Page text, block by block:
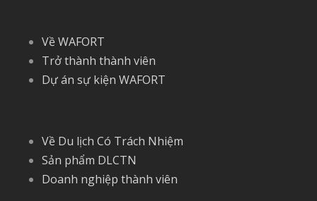
Về WAFORT
Trở thành thành viên
Dự án sự kiện WAFORT
Về Du lịch Có Trách Nhiệm
Sản phẩm DLCTN
Doanh nghiệp thành viên